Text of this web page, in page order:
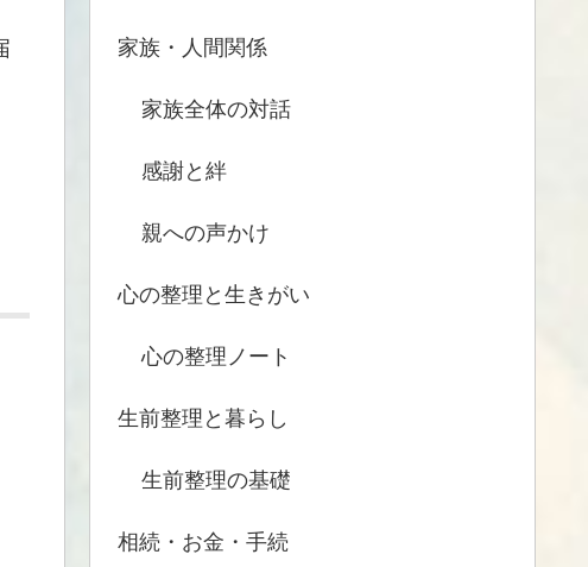
家族・人間関係
家族全体の対話
感謝と絆
親への声かけ
心の整理と生きがい
心の整理ノート
生前整理と暮らし
生前整理の基礎
相続・お金・手続